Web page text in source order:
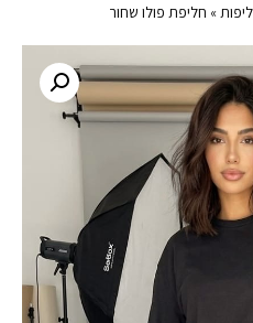
» חליפת פולו שחור